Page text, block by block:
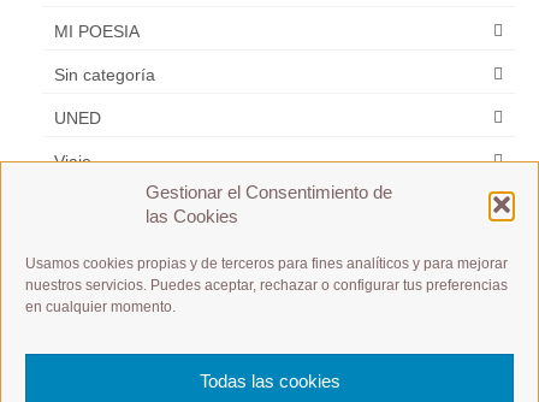
Gestionar el Consentimiento de
las Cookies
Usamos cookies propias y de terceros para fines analíticos y para mejorar
nuestros servicios. Puedes aceptar, rechazar o configurar tus preferencias
en cualquier momento.
Todas las cookies
MI POESIA
Sin categoría
UNED
Viaje
Etiquetas
A1 / A2 / B1 / B2 /C1 / C2 A1 Débutant es m
Español y Frances
Présentation à toute allure